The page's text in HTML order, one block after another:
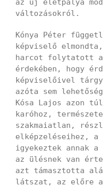
az új életpálya
változásokról.
Kónya Péter
képviselő
harcot folytatott a
érdekében, hogy
képviselőivel
azóta sem
Kósa Lajos azon
karóhoz,
szakmaiatlan,
elképzeléseihez,
igyekeztek annak
az ülésnek van
azt támasztotta
látszat, az előre a